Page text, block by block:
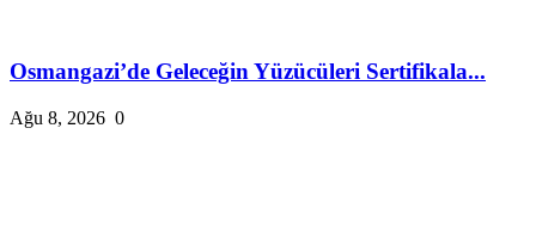
Osmangazi’de Geleceğin Yüzücüleri Sertifikala...
Ağu 8, 2026 0